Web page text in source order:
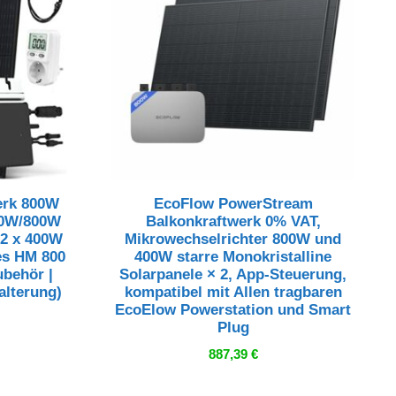
800W
800W
x 400W
HM 800
|
EcoFlow PowerStream
Balkonkraftwerk 0% VAT,
Mikrowechselrichter 800W und
400W starre Monokristalline
Solarpanele × 2, App-Steuerung,
kompatibel mit Allen tragbaren
EcoElow Powerstation und Smart
Plug
887,39 €